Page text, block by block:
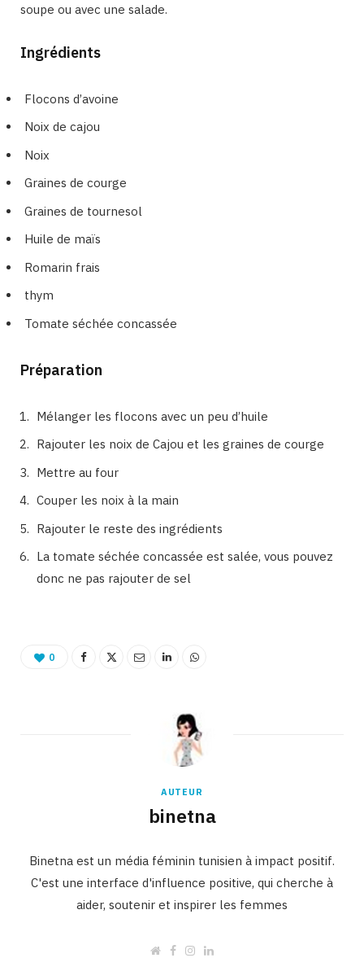
soupe ou avec une salade.
Ingrédients
Flocons d’avoine
Noix de cajou
Noix
Graines de courge
Graines de tournesol
Huile de maïs
Romarin frais
thym
Tomate séchée concassée
Préparation
Mélanger les flocons avec un peu d’huile
Rajouter les noix de Cajou et les graines de courge
Mettre au four
Couper les noix à la main
Rajouter le reste des ingrédients
La tomate séchée concassée est salée, vous pouvez
donc ne pas rajouter de sel
0
AUTEUR
binetna
Binetna est un média féminin tunisien à impact positif.
C'est une interface d'influence positive, qui cherche à
aider, soutenir et inspirer les femmes
W
F
I
L